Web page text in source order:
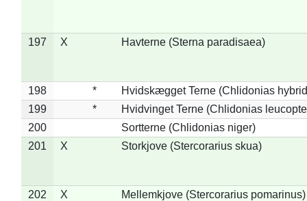
197 X Havterne (Sterna paradisaea)
198 *
Hvidskægget Terne (Chlidonias
199
*
Hvidvinget Terne (Chlidonias
200
Sortterne (Chlidonias niger)
201
X Storkjove (Stercorarius skua)
202 X Mellemkjove (Stercorarius pomarinus)